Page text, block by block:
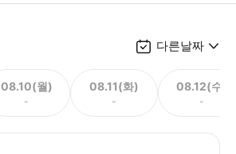
다른날짜
08.10(월)
-
08.11(화)
-
08.12(수)
-